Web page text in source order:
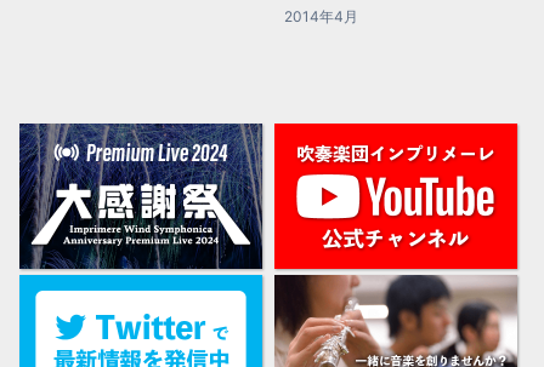
2014年4月